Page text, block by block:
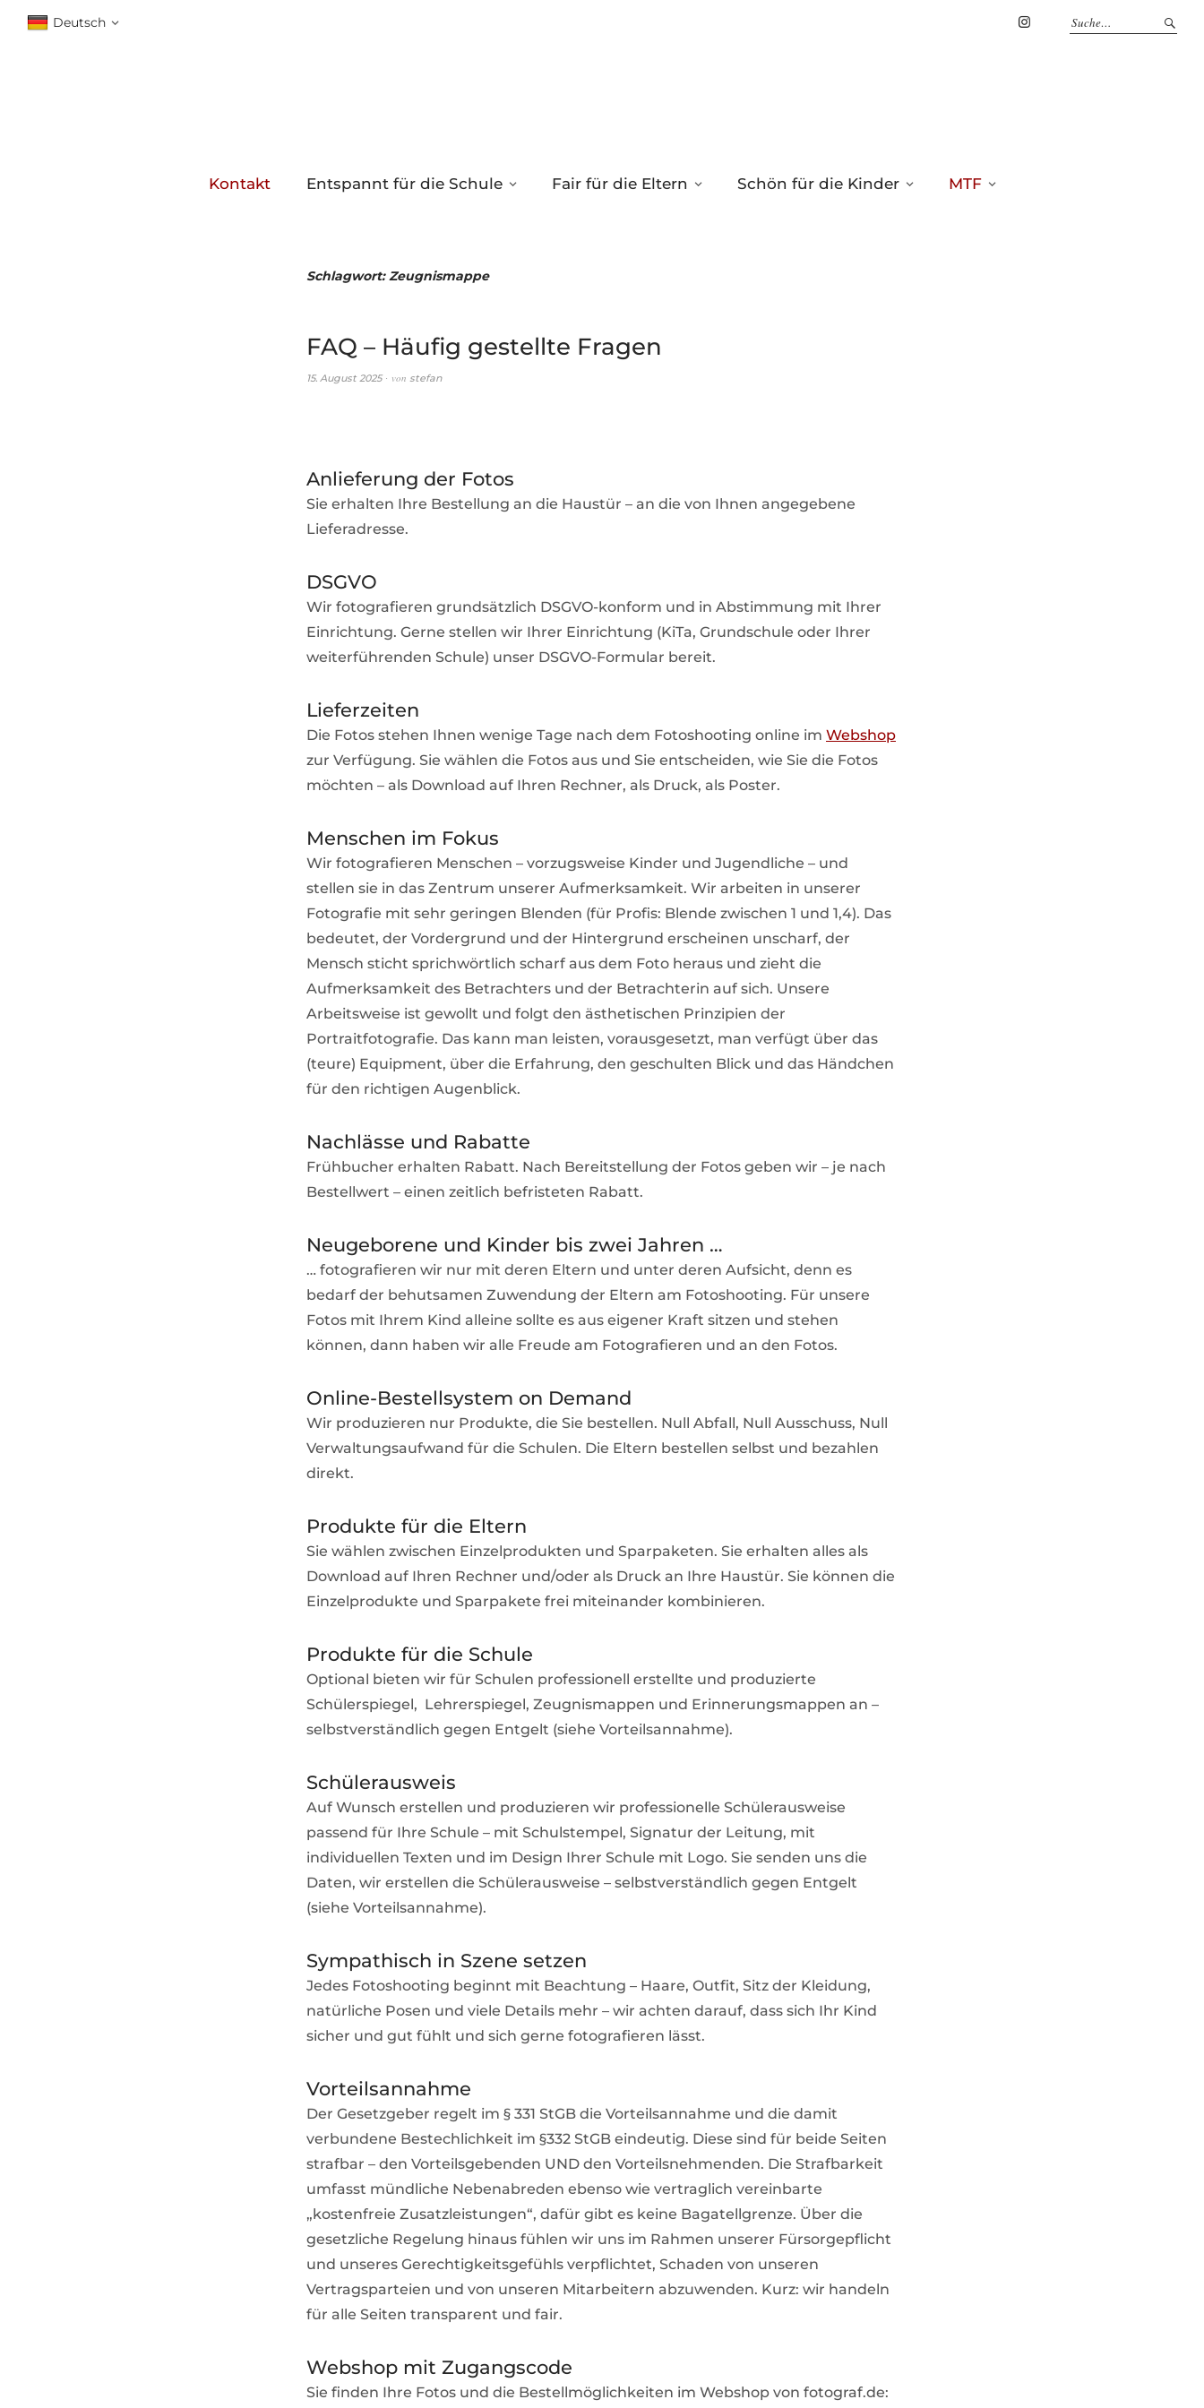
Deutsch
Kontakt Entspannt für die Schule Fair für die Eltern Schön für die Kinder MTF
Schlagwort:Zeugnismappe
FAQ – Häufig gestellte Fragen
15. August 2025 von stefan
Anlieferung der Fotos
Sie erhalten Ihre Bestellung an die Haustür – an die von Ihnen angegebene
Lieferadresse.
DSGVO
Wir fotografieren grundsätzlich DSGVO-konform und in Abstimmung mit Ihrer
Einrichtung. Gerne stellen wir Ihrer Einrichtung (KiTa, Grundschule oder Ihrer
weiterführenden Schule) unser DSGVO-Formular bereit.
Lieferzeiten
Die Fotos stehen Ihnen wenige Tage nach dem Fotoshooting online im Webshop
zur Verfügung. Sie wählen die Fotos aus und Sie entscheiden, wie Sie die Fotos
möchten – als Download auf Ihren Rechner, als Druck, als Poster.
Menschen im Fokus
Wir fotografieren Menschen – vorzugsweise Kinder und Jugendliche – und
stellen sie in das Zentrum unserer Aufmerksamkeit. Wir arbeiten in unserer
Fotografie mit sehr geringen Blenden (für Profis: Blende zwischen 1 und 1,4). Das
bedeutet, der Vordergrund und der Hintergrund erscheinen unscharf, der
Mensch sticht sprichwörtlich scharf aus dem Foto heraus und zieht die
Aufmerksamkeit des Betrachters und der Betrachterin auf sich. Unsere
Arbeitsweise ist gewollt und folgt den ästhetischen Prinzipien der
Portraitfotografie. Das kann man leisten, vorausgesetzt, man verfügt über das
(teure) Equipment, über die Erfahrung, den geschulten Blick und das Händchen
für den richtigen Augenblick.
Nachlässe und Rabatte
Frühbucher erhalten Rabatt. Nach Bereitstellung der Fotos geben wir – je nach
Bestellwert – einen zeitlich befristeten Rabatt.
Neugeborene und Kinder bis zwei Jahren …
… fotografieren wir nur mit deren Eltern und unter deren Aufsicht, denn es
bedarf der behutsamen Zuwendung der Eltern am Fotoshooting. Für unsere
Fotos mit Ihrem Kind alleine sollte es aus eigener Kraft sitzen und stehen
können, dann haben wir alle Freude am Fotografieren und an den Fotos.
Online-Bestellsystem on Demand
Wir produzieren nur Produkte, die Sie bestellen. Null Abfall, Null Ausschuss, Null
Verwaltungsaufwand für die Schulen. Die Eltern bestellen selbst und bezahlen
direkt.
Produkte für die Eltern
Sie wählen zwischen Einzelprodukten und Sparpaketen. Sie erhalten alles als
Download auf Ihren Rechner und/oder als Druck an Ihre Haustür. Sie können die
Einzelprodukte und Sparpakete frei miteinander kombinieren.
Produkte für die Schule
Optional bieten wir für Schulen professionell erstellte und produzierte
Schülerspiegel, Lehrerspiegel, Zeugnismappen und Erinnerungsmappen an –
selbstverständlich gegen Entgelt (siehe Vorteilsannahme).
Schülerausweis
Auf Wunsch erstellen und produzieren wir professionelle Schülerausweise
passend für Ihre Schule – mit Schulstempel, Signatur der Leitung, mit
individuellen Texten und im Design Ihrer Schule mit Logo. Sie senden uns die
Daten, wir erstellen die Schülerausweise – selbstverständlich gegen Entgelt
(siehe Vorteilsannahme).
Sympathisch in Szene setzen
Jedes Fotoshooting beginnt mit Beachtung – Haare, Outfit, Sitz der Kleidung,
natürliche Posen und viele Details mehr – wir achten darauf, dass sich Ihr Kind
sicher und gut fühlt und sich gerne fotografieren lässt.
Vorteilsannahme
Der Gesetzgeber regelt im § 331 StGB die Vorteilsannahme und die damit
verbundene Bestechlichkeit im §332 StGB eindeutig. Diese sind für beide Seiten
strafbar – den Vorteilsgebenden UND den Vorteilsnehmenden. Die Strafbarkeit
umfasst mündliche Nebenabreden ebenso wie vertraglich vereinbarte
„kostenfreie Zusatzleistungen“, dafür gibt es keine Bagatellgrenze. Über die
gesetzliche Regelung hinaus fühlen wir uns im Rahmen unserer Fürsorgepflicht
und unseres Gerechtigkeitsgefühls verpflichtet, Schaden von unseren
Vertragsparteien und von unseren Mitarbeitern abzuwenden. Kurz: wir handeln
für alle Seiten transparent und fair.
Webshop mit Zugangscode
Sie finden Ihre Fotos und die Bestellmöglichkeiten im Webshop von fotograf.de: